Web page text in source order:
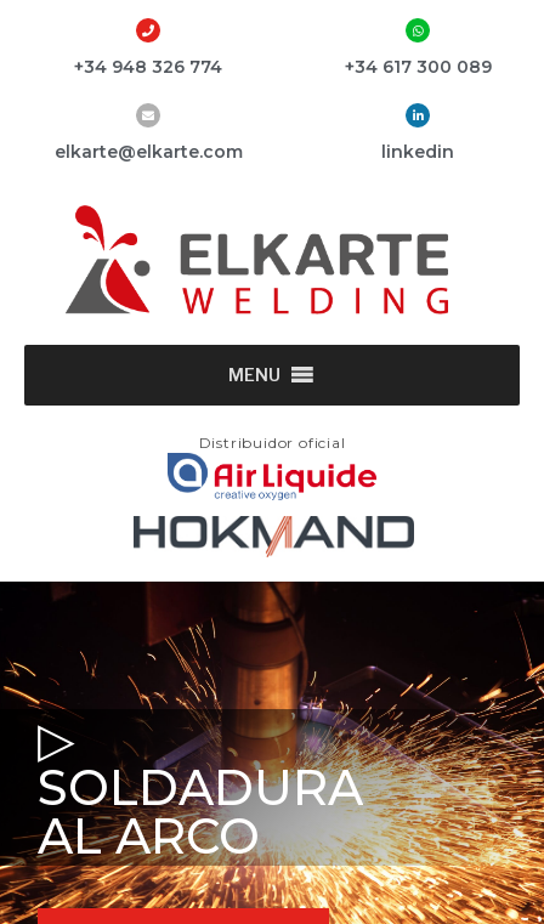
+34 948 326 774 +34 617 300 089
elkarte@elkarte.com linkedin
MENU
Distribuidor oficial
▷
SOLDADURA
AL ARCO